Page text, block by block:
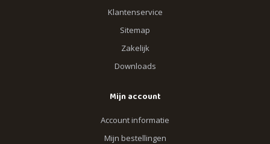
Klantenservice
Sitemap
Zakelijk
Downloads
Mijn account
Account informatie
Mijn bestellingen